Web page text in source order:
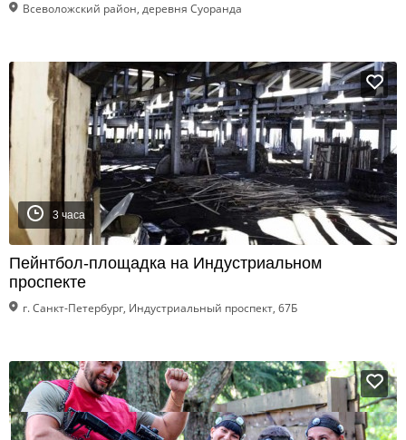
Всеволожский район, деревня Суоранда
3 часа
Пейнтбол-площадка на Индустриальном
проспекте
г. Санкт-Петербург, Индустриальный проспект, 67Б